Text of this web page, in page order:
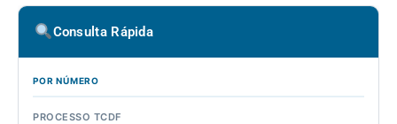
Consulta Rápida
POR NÚMERO
PROCESSO TCDF